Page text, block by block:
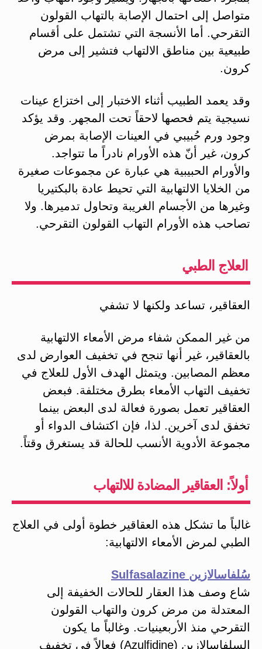
متواصل إلى احتمال الإصابة بالتهاب القولون
التقرحي. أما الأنسجة التي تشتمل على أقسام
طبيعية بين مناطق الالتهاب فتشير إلى مرض
كرون.
وقد يعمد الطبيب أثناء الاختبار إلى اختزاع عينات
نسيجية يتم فحصها لاحقاً تحت المجهر. وقد يؤكد
وجود ورم حُبيبي في العينات الإصابة بمرض
كرون، غير أنّ هذه الأورام نادراً ما تتواجد.
والأورام الحبيبية هي عبارة عن مجموعات صغيرة
من الخلايا الالتهابية التي تحيط عادة بالبكتيريا
وغيرها من الأجسام الغريبة وتحاول تدميرها. ولا
تصاحب هذه الأورام التهاب القولون التقرحي.
العلاج الطبي
العقاقير، تساعد ولكنها لا تشفي
من غير الممكن شفاء مرض الأمعاء الالتهابية
بالعقاقير، غير أنها تنجح في تخفيف العوارض لدى
معظم المصابين. ويتمثل الهدف الأول للعلاج في
تخفيف التهاب الأمعاء بطرق مختلفة. فبعض
العقاقير تعمل بصورة فعالة لدى البعض بينما
تخفق لدى آخرين. لذا، فإن اكتشاف الدواء أو
مجموعة الأدوية الأنسب للحالة قد يستغرق وقتاً.
أولاً: العقاقير المضادة للالتهاب
غالباً ما تشكل هذه العقاقير خطوة أولى في العلاج
الطبي لمرض الأمعاء الالتهابية:
سُلفاسالازين Sulfasalazine
شاع وصف هذا العقار للحالات الخفيفة إلى
المعتدلة من مرض كرون والتهاب القولون
التقرحي منذ الأربعينيات. وغالباً ما يكون
السلفاسالازين (Azulfidine) فعالاً في تخفيف